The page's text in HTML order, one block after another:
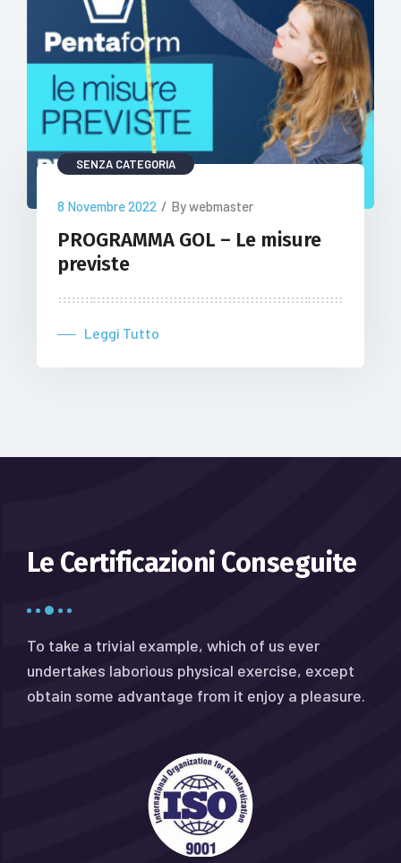
SENZA CATEGORIA
8 Novembre 2022 / By webmaster
PROGRAMMA GOL – Le misure
previste
Leggi Tutto
Le Certificazioni Conseguite
To take a trivial example, which of us ever
undertakes laborious physical exercise, except
obtain some advantage from it enjoy a pleasure.